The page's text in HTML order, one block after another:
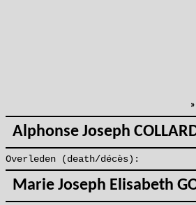
Alphonse Joseph
Overleden (death/décès):
Marie Joseph Elisabeth